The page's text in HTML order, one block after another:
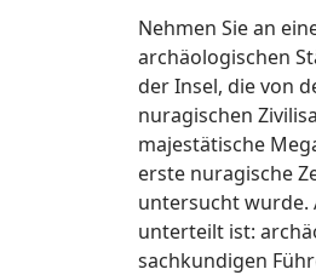
Nehmen Sie an
archäologischen
der Insel, die von
nuragischen
majestätische
erste nuragische
untersucht wurde.
unterteilt ist:
sachkundigen